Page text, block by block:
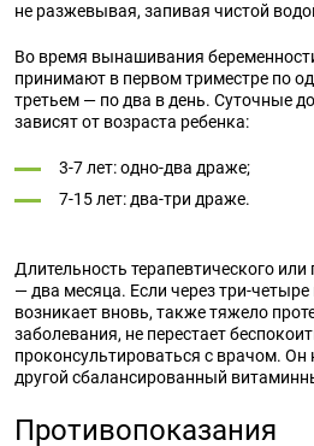
не разжевывая, запивая чистой
Во время вынашивания
принимают в первом триместре по
третьем — по два в день. Суточные
зависят от возраста ребенка:
3-7 лет: одно-два драже;
7-15 лет: два-три драже.
Длительность терапевтического
— два месяца. Если через три-четыре
возникает вновь, также тяжело
заболевания, не перестает
проконсультироваться с врачом. Он
другой сбалансированный
Противопоказания